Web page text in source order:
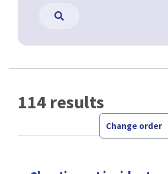
114 results
Change order